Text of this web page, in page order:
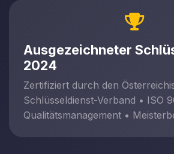
Ausgezeichneter
2024
Zertifiziert durch den
Schlüsseldienst-Verband • ISO
Qualitätsmanagement •